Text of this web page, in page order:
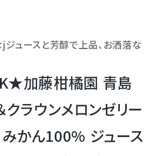
ュースと芳醇で上品、お洒落な
加藤柑橘園 青島
クラウンメロンゼリー
かん100% ジュース